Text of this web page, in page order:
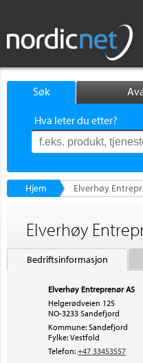
Søk
Hva leter du etter?
Hjem Elverhøy
Elverhøy
Bedriftsinformasjon
Elverhøy Entreprenør AS
Helgerødveien 125
NO-3233 Sandefjord
Kommune: Sandefjord
Fylke: Vestfold
Telefon: +47 33453557